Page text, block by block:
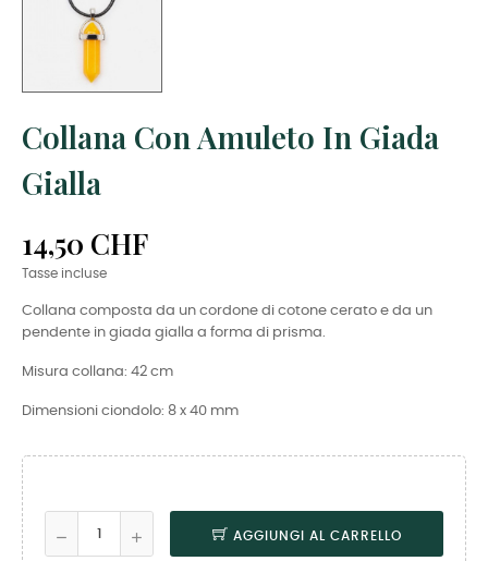
Collana Con Amuleto In Giada
Gialla
14,50 CHF
Tasse incluse
Collana composta da un cordone di cotone cerato e da un
pendente in giada gialla a forma di prisma.
Misura collana: 42 cm
Dimensioni ciondolo: 8 x 40 mm
AGGIUNGI AL CARRELLO